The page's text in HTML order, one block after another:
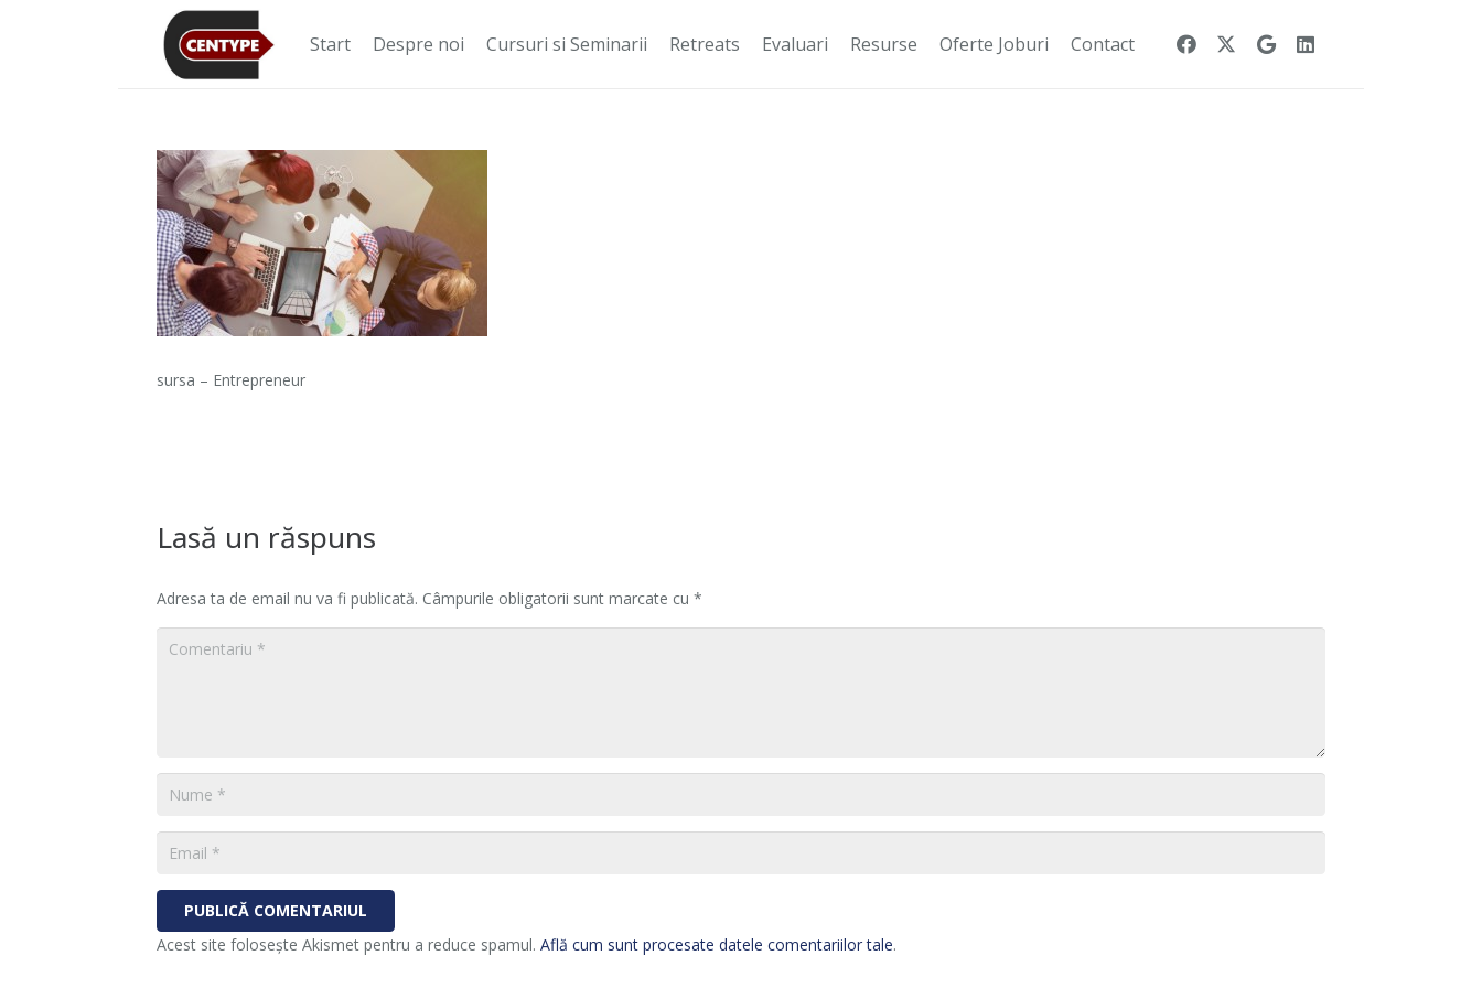
Start Despre noi Cursuri si Seminarii Retreats Evaluari Resurse Oferte Joburi Contact
sursa – Entrepreneur
Lasă un răspuns
Adresa ta de email nu va fi publicată. Câmpurile obligatorii sunt marcate cu *
PUBLICĂ COMENTARIUL
Acest site folosește Akismet pentru a reduce spamul. Află cum sunt procesate datele comentariilor tale.